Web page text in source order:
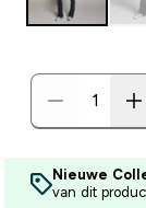
Nieuwe
van dit